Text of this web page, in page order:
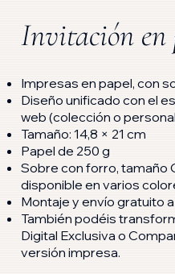
Invitación en
Impresas en papel, con
Diseño unificado con el
web (colección o
Tamaño: 14,8 × 21 cm
Papel de 250 g
Sobre con forro, tamaño
disponible en varios
Montaje y envío gratuito
También podéis
Digital Exclusiva o
versión impresa.